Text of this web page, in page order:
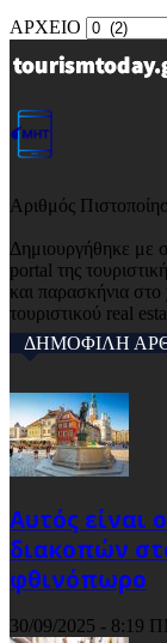
ΑΡΧΕΙΟ
Αριθμός
Δημιουργήθηκε με
portal της
και παρασκήνια
τουριστικού real
ΔΗΜΟΦΙΛΗ
Αυτός είναι
διακοπών
φθινόπωρο
30/09/2025 - 8:19